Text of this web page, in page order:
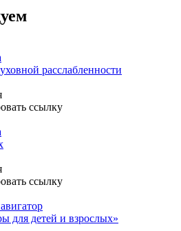
расслабленности
для детей и взрослых»